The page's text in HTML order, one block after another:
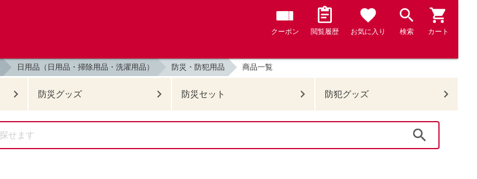
クーポン 閲覧履歴 お気に入り 検索 カート
日用品（日用品・掃除用品・洗濯用品） 防災・防犯用品 商品一覧
防災グッズ 防災セット 防犯グッズ